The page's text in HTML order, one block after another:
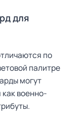
для
по
палитре
могут
как военно-